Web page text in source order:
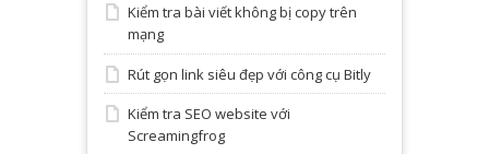
Kiểm tra bài viết không bị copy trên
mạng
Rút gọn link siêu đẹp với công cụ Bitly
Kiểm tra SEO website với
Screamingfrog